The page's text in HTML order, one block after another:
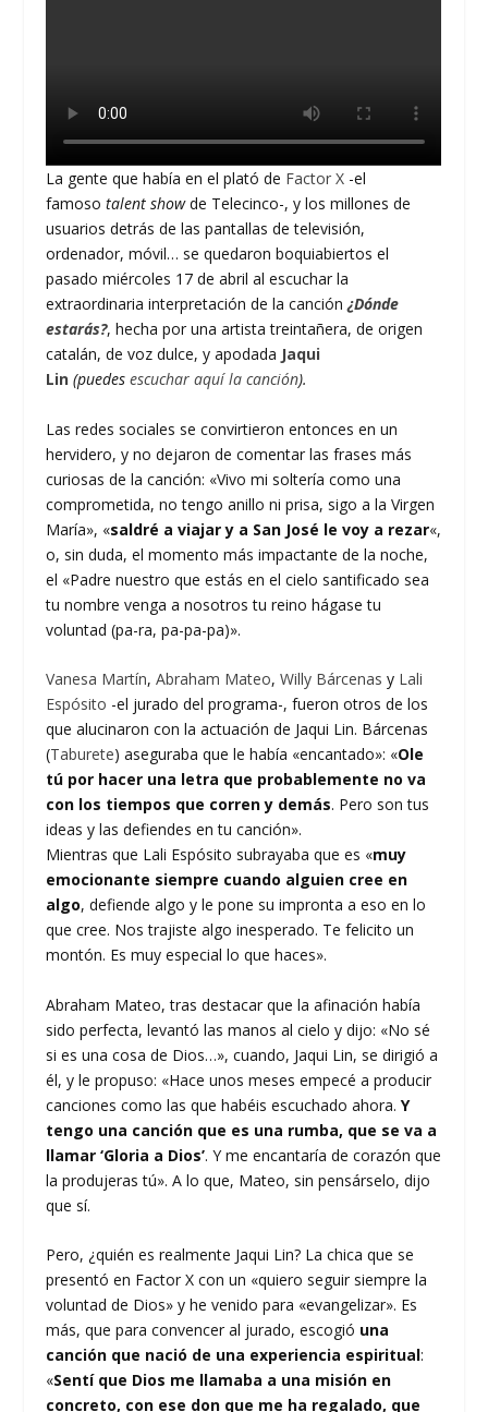
La gente que había en el plató de Factor X -el
famosotalent showde Telecinco-, y los millones de
usuarios detrás de las pantallas de televisión,
ordenador, móvil… se quedaron boquiabiertos el
pasado miércoles 17 de abril al escuchar la
extraordinaria interpretación de la canción¿Dónde
estarás?, hecha por una artista treintañera, de origen
catalán, de voz dulce, y apodada Jaqui
Lin (puedesescuchar aquí la canción).
Las redes sociales se convirtieron entonces en un
hervidero, y no dejaron de comentar las frases más
curiosas de la canción: «Vivo mi soltería como una
comprometida, no tengo anillo ni prisa, sigo a la Virgen
María», «saldré a viajar y a San José le voy a rezar«,
o, sin duda, el momento más impactante de la noche,
el «Padre nuestro que estás en el cielo santificado sea
tu nombre venga a nosotros tu reino hágase tu
voluntad (pa-ra, pa-pa-pa)».
Vanesa Martín,Abraham Mateo,Willy Bárcenas y Lali
Espósito -el jurado del programa-, fueron otros de los
que alucinaron con la actuación de Jaqui Lin. Bárcenas
(Taburete) aseguraba que le había «encantado»: «Ole
tú por hacer una letra que probablemente no va
con los tiempos que corren y demás. Pero son tus
ideas y las defiendes en tu canción».
Mientras que Lali Espósito subrayaba que es «muy
emocionante siempre cuando alguien cree en
algo, defiende algo y le pone su impronta a eso en lo
que cree. Nos trajiste algo inesperado. Te felicito un
montón. Es muy especial lo que haces».
Abraham Mateo, tras destacar que la afinación había
sido perfecta, levantó las manos al cielo y dijo: «No sé
si es una cosa de Dios…», cuando, Jaqui Lin, se dirigió a
él, y le propuso: «Hace unos meses empecé a producir
canciones como las que habéis escuchado ahora.Y
tengo una canción que es una rumba, que se va a
llamar ‘Gloria a Dios’. Y me encantaría de corazón que
la produjeras tú». A lo que, Mateo, sin pensárselo, dijo
que sí.
Pero, ¿quién es realmente Jaqui Lin? La chica que se
presentó en Factor X con un «quiero seguir siempre la
voluntad de Dios» y he venido para «evangelizar». Es
más, que para convencer al jurado, escogió una
canción que nació de una experiencia espiritual:
«Sentí que Dios me llamaba a una misión en
concreto, con ese don que me ha regalado, que